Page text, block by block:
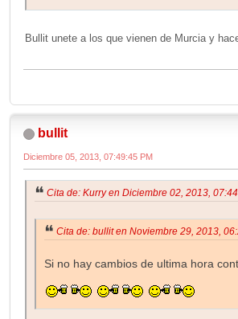
Bullit unete a los que vienen de Murcia y
bullit
Diciembre 05, 2013, 07:49:45 PM
Cita de: Kurry en Diciembre 02, 2013,
Cita de: bullit en Noviembre 29, 2013,
Si no hay cambios de ultima hora